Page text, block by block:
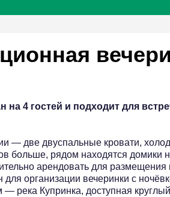
на 4 гостей и подходит для
— две двуспальные кровати,
больше, рядом находятся домики
арендовать для размещения
организации вечеринки с
река Купринка, доступная